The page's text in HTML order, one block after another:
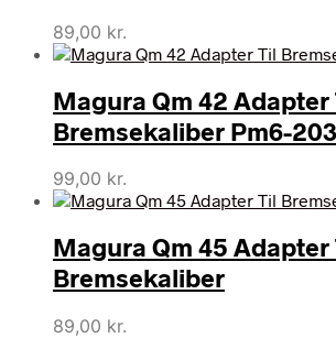
89,00 kr.
Magura Qm 42 Adapter
Bremsekaliber Pm6-203
99,00 kr.
Magura Qm 45 Adapter
Bremsekaliber
89,00 kr.